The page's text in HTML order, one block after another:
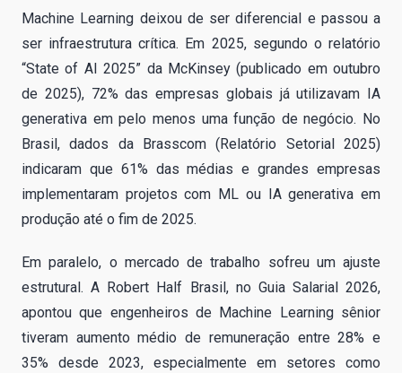
Machine Learning deixou de ser diferencial e passou a
ser infraestrutura crítica. Em 2025, segundo o relatório
“State of AI 2025” da McKinsey (publicado em outubro
de 2025), 72% das empresas globais já utilizavam IA
generativa em pelo menos uma função de negócio. No
Brasil, dados da Brasscom (Relatório Setorial 2025)
indicaram que 61% das médias e grandes empresas
implementaram projetos com ML ou IA generativa em
produção até o fim de 2025.
Em paralelo, o mercado de trabalho sofreu um ajuste
estrutural. A Robert Half Brasil, no Guia Salarial 2026,
apontou que engenheiros de Machine Learning sênior
tiveram aumento médio de remuneração entre 28% e
35% desde 2023, especialmente em setores como